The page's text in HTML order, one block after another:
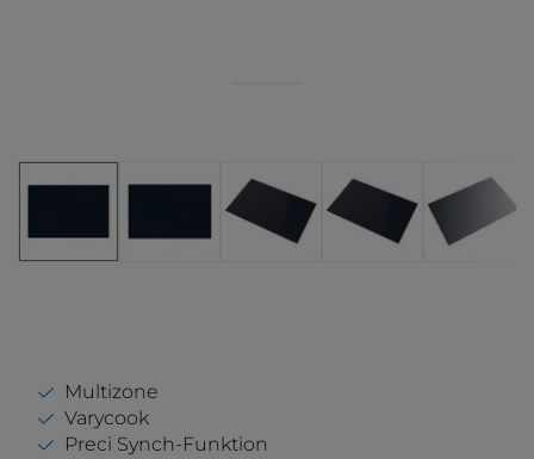
Multizone
Varycook
Preci Synch-Funktion